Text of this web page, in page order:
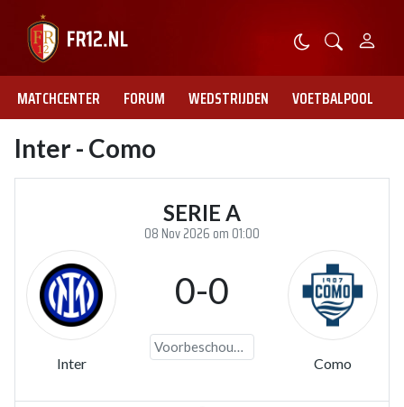
MATCHCENTER FORUM WEDSTRIJDEN VOETBALPOOL
Inter - Como
SERIE A
08 Nov 2026 om 01:00
Inter
0-0
Voorbeschouwing
Como